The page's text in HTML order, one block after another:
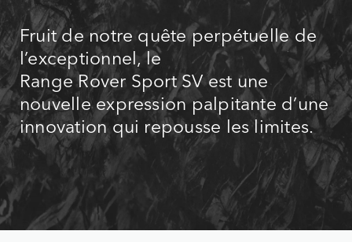
Fruit de notre quête perpétuelle de
l’exceptionnel, le
Range Rover Sport SV est une
nouvelle expression palpitante d’une
innovation qui repousse les limites.